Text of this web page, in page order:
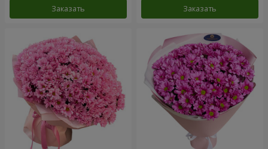
Заказать Заказать